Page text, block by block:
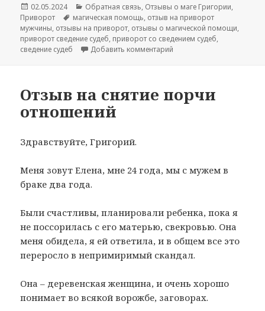
Опубликовано
02.05.2024 Рубрики
Обратная связь, Отзывы о маге Григории,
Приворот
Метки
магическая помощь, отзыв на приворот
мужчины, отзывы на приворот, отзывы о магической помощи,
приворот сведение судеб, приворот со сведением судеб,
сведение судеб
Добавить комментарий
Отзыв на снятие порчи
отношений
Здравствуйте, Григорий.
Меня зовут Елена, мне 24 года, мы с мужем в
браке два года.
Были счастливы, планировали ребенка, пока я
не поссорилась с его матерью, свекровью. Она
меня обидела, я ей ответила, и в общем все это
переросло в непримиримый скандал.
Она – деревенская женщина, и очень хорошо
понимает во всякой ворожбе, заговорах.